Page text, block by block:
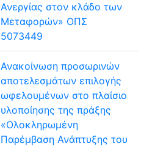
Ανεργίας στον κλάδο των
Μεταφορών» ΟΠΣ
5073449
Ανακοίνωση προσωρινών
αποτελεσμάτων επιλογής
ωφελουμένων στο πλαίσιο
υλοποίησης της πράξης
«Ολοκληρωμένη
Παρέμβαση Ανάπτυξης του